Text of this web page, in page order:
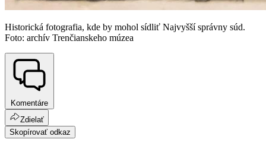
Historická fotografia, kde by mohol sídliť Najvyšší správny súd.
Foto: archív Trenčianskeho múzea
Komentáre
Zdielať
Skopírovať odkaz